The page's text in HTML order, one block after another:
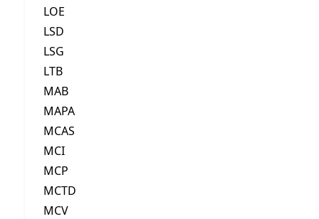
LOE
LSD
LSG
LTB
MAB
MAPA
MCAS
MCI
MCP
MCTD
MCV